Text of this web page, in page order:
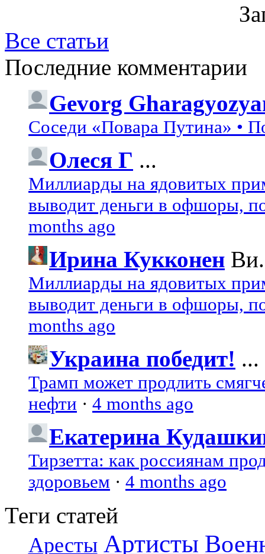
Все статьи
Последние комментарии
Gevorg
Соседи «Повара Путина» •
Олеся Г ...
Миллиарды на ядовитых
выводит деньги в офшоры,
months ago
Ирина Кукконен
Миллиарды на ядовитых
выводит деньги в офшоры,
months ago
Украина победит! ...
Трамп может продлить
нефти · 4 months ago
Екатерина
Тирзетта: как россиянам
здоровьем · 4 months ago
Теги статей
Аресты Артисты